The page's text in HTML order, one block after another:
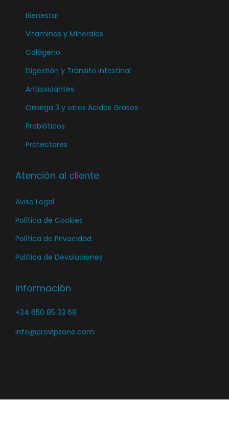
Bienestar
Vitaminas y Minerales
Colágeno
Digestión y Tránsito intestinal
Antioxidantes
Omega 3 y otros Ácidos Grasos
Probióticos
Protectores
Atención al cliente
Aviso Legal
Política de Cookies
Política de Privacidad
Política de Devoluciones
Información
+34 650 85 33 68
info@provipzone.com